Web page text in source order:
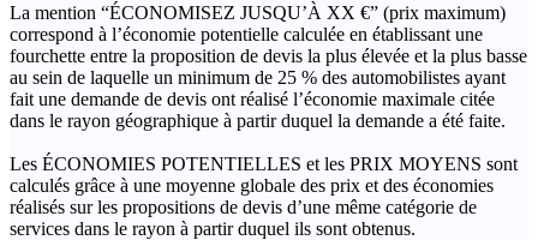
La mention “ÉCONOMISEZ JUSQU’À XX €” (prix maximum)
correspond à l’économie potentielle calculée en établissant une
fourchette entre la proposition de devis la plus élevée et la plus basse
au sein de laquelle un minimum de 25 % des automobilistes ayant
fait une demande de devis ont réalisé l’économie maximale citée
dans le rayon géographique à partir duquel la demande a été faite.
Les ÉCONOMIES POTENTIELLES et les PRIX MOYENS sont
calculés grâce à une moyenne globale des prix et des économies
réalisés sur les propositions de devis d’une même catégorie de
services dans le rayon à partir duquel ils sont obtenus.